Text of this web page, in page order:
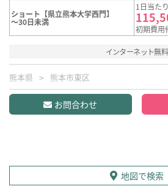
ショート【県立熊本大学西門】
～30日未満
1日当た
初期費用
インターネット無料
熊本県 熊本市東区
お問合わせ
地図で検索